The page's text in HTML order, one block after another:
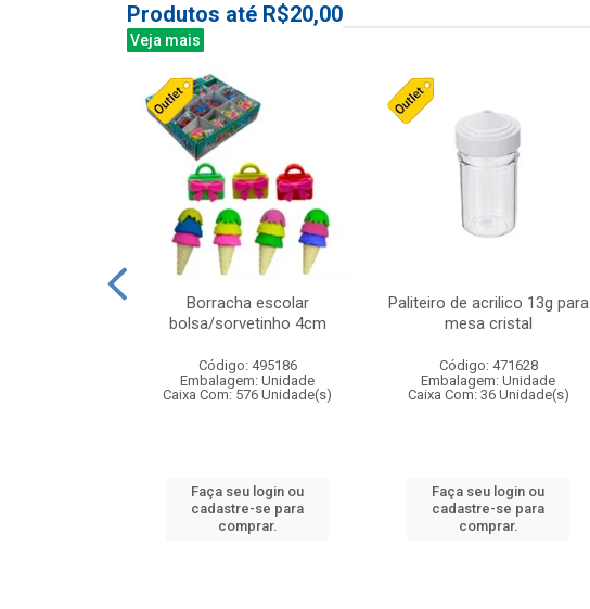
Produtos até R$20,00
Veja mais
Borracha escolar
bolsa/sorvetinho 4cm
Código: 495186
Embalagem: Unidade
Caixa Com: 576 Unidade(s)
Faça seu login ou
cadastre-se para
comprar.
Paliteiro de acrilico 13g para
mesa cristal
Código: 471628
Embalagem: Unidade
Caixa Com: 36 Unidade(s)
Faça seu login ou
cadastre-se para
comprar.